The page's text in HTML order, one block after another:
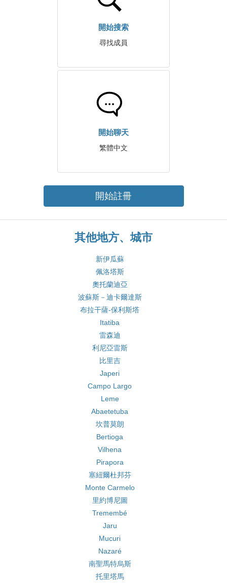
開始搜索
尋找成員
開始聊天
繁體中文
開始註冊
其他地方、城市
新伊瓜蘇
佩洛塔斯
奧托蘭迪亞
波蘇斯－迪卡爾達斯
布拉干薩-保利斯塔
Itatiba
雷森迪
利尼亞雷斯
比里吉
Japeri
Campo Largo
Leme
Abaetetuba
坎普莫朗
Bertioga
Vilhena
Pirapora
塞紐爾杜邦芬
Monte Carmelo
里約博尼圖
Tremembé
Jaru
Mucuri
Nazaré
南聖馬特烏斯
托里塔馬